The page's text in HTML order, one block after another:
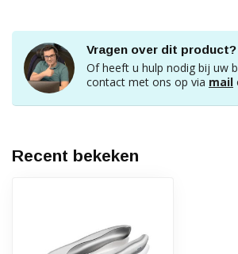
Vragen over dit product?
Of heeft u hulp nodig bij uw
contact met ons op via mail
Recent bekeken